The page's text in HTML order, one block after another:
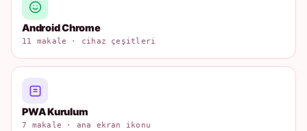
Android Chrome
11 makale · cihaz çeşitleri
PWA Kurulum
7 makale · ana ekran ikonu